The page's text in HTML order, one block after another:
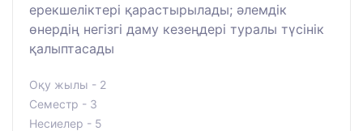
ерекшеліктері қарастырылады; әлемдік
өнердің негізгі даму кезеңдері туралы түсінік
қалыптасады
Оқу жылы - 2
Семестр - 3
Несиелер - 5